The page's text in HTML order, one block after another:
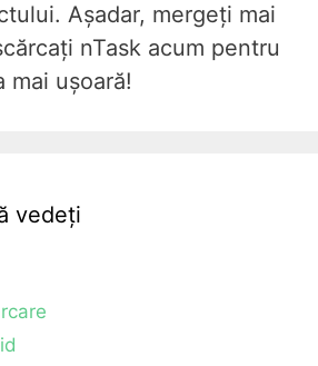
Așadar, mergeți mai
nTask acum pentru
mai ușoară!
vedeți